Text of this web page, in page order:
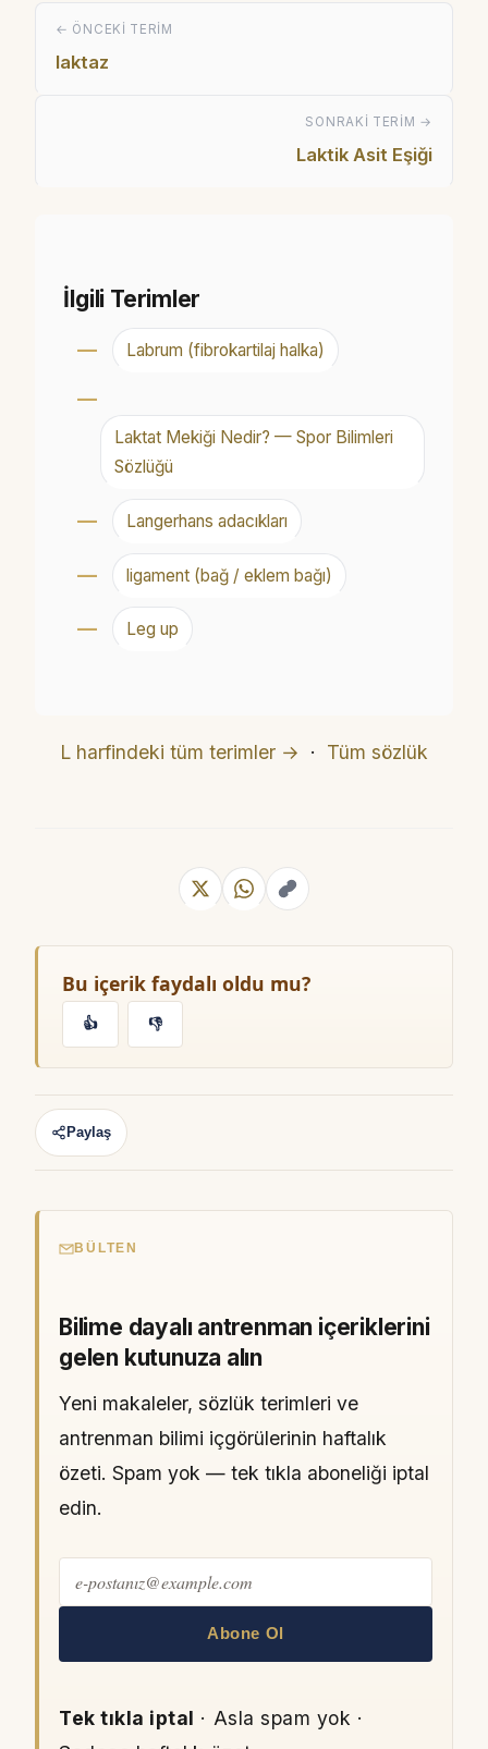
← ÖNCEKI TERIM
laktaz
SONRAKI TERIM →
Laktik Asit Eşiği
İlgili Terimler
Labrum (fibrokartilaj halka)
Laktat Mekiği Nedir? — Spor Bilimleri
Sözlüğü
Langerhans adacıkları
ligament (bağ / eklem bağı)
Leg up
L harfindeki tüm terimler → · Tüm sözlük
Bu içerik faydalı oldu mu?
👍 👎
Paylaş
BÜLTEN
Bilime dayalı antrenman içeriklerini
gelen kutunuza alın
Yeni makaleler, sözlük terimleri ve
antrenman bilimi içgörülerinin haftalık
özeti. Spam yok — tek tıkla aboneliği iptal
edin.
Abone Ol
Tek tıkla iptal · Asla spam yok ·